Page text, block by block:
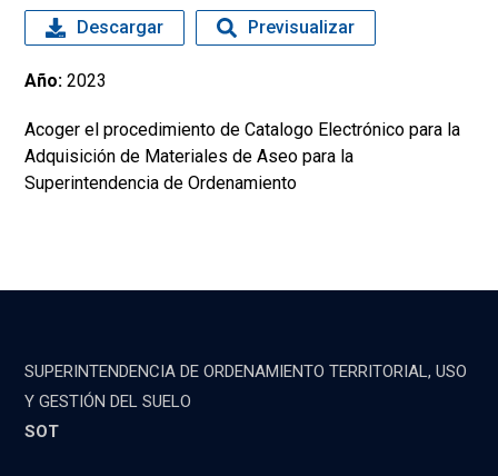
Acoger el procedimiento de Catalogo Electrónico para la
Adquisición de Materiales de Aseo para la
Superintendencia de Ordenamiento
Descargar Previsualizar
Año: 2023
SUPERINTENDENCIA DE ORDENAMIENTO TERRITORIAL, USO
Y GESTIÓN DEL SUELO
SOT